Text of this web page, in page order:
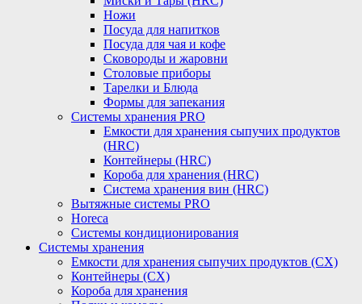
Ножи
Посуда для напитков
Посуда для чая и кофе
Сковороды и жаровни
Столовые приборы
Тарелки и Блюда
Формы для запекания
Системы хранения PRO
Емкости для хранения сыпучих продуктов
(HRC)
Контейнеры (HRC)
Короба для хранения (HRC)
Система хранения вин (HRC)
Вытяжные системы PRO
Horeca
Системы кондиционирования
Системы хранения
Емкости для хранения сыпучих продуктов (СХ)
Контейнеры (СХ)
Короба для хранения